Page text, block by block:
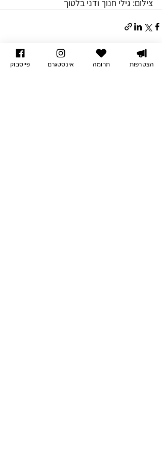
צילום: גילי חנוך ודני בלטוך
פוסטים אחרונים הצג הכול
פייסבוק אינסטגרם תרומה הצטרפות